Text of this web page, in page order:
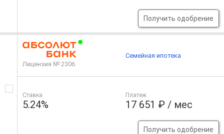
Получить одобрение
Лицензия № 2306
Ставка
5.24%
Платеж
17 651 ₽ / мес
Получить одобрение
Семейная ипотека